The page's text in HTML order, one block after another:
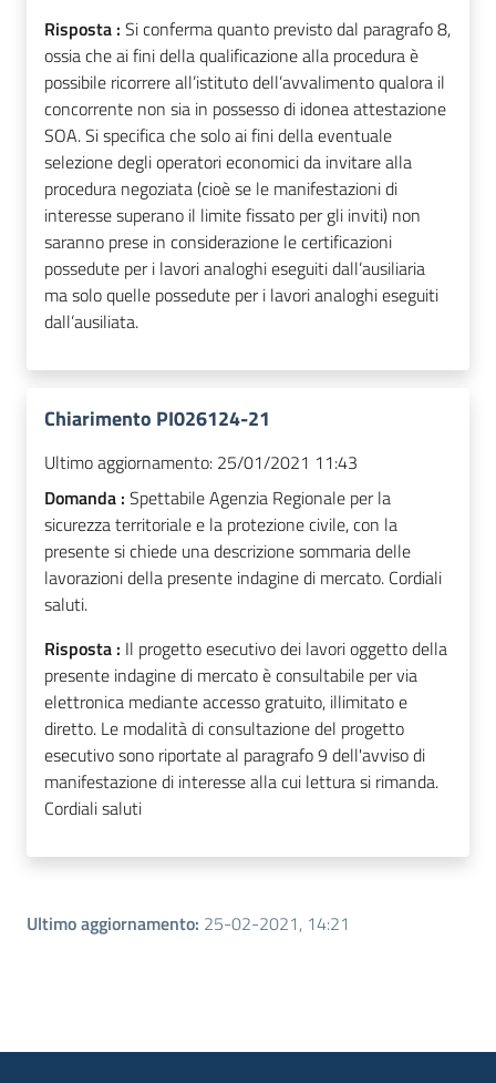
Risposta : Si conferma quanto previsto dal paragrafo 8,
ossia che ai fini della qualificazione alla procedura è
possibile ricorrere all’istituto dell’avvalimento qualora il
concorrente non sia in possesso di idonea attestazione
SOA. Si specifica che solo ai fini della eventuale
selezione degli operatori economici da invitare alla
procedura negoziata (cioè se le manifestazioni di
interesse superano il limite fissato per gli inviti) non
saranno prese in considerazione le certificazioni
possedute per i lavori analoghi eseguiti dall’ausiliaria
ma solo quelle possedute per i lavori analoghi eseguiti
dall’ausiliata.
Chiarimento PI026124-21
Ultimo aggiornamento: 25/01/2021 11:43
Domanda : Spettabile Agenzia Regionale per la
sicurezza territoriale e la protezione civile, con la
presente si chiede una descrizione sommaria delle
lavorazioni della presente indagine di mercato. Cordiali
saluti.
Risposta : Il progetto esecutivo dei lavori oggetto della
presente indagine di mercato è consultabile per via
elettronica mediante accesso gratuito, illimitato e
diretto. Le modalità di consultazione del progetto
esecutivo sono riportate al paragrafo 9 dell'avviso di
manifestazione di interesse alla cui lettura si rimanda.
Cordiali saluti
Ultimo aggiornamento: 25-02-2021, 14:21